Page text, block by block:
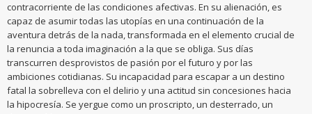
contracorriente de las condiciones afectivas. En su alienación, es
capaz de asumir todas las utopías en una continuación de la
aventura detrás de la nada, transformada en el elemento crucial de
la renuncia a toda imaginación a la que se obliga. Sus días
transcurren desprovistos de pasión por el futuro y por las
ambiciones cotidianas. Su incapacidad para escapar a un destino
fatal la sobrelleva con el delirio y una actitud sin concesiones hacia
la hipocresía. Se yergue como un proscripto, un desterrado, un